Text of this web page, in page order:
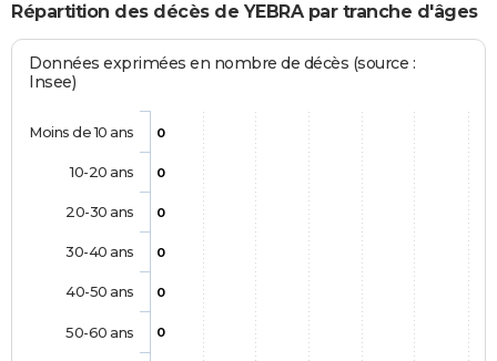
Répartition des décès de YEBRA par tranche d'âges
Données exprimées en nombre de décès (source :
Insee)
0
0
0
0
0
0
Moins de 10 ans
10-20 ans
20-30 ans
30-40 ans
40-50 ans
50-60 ans